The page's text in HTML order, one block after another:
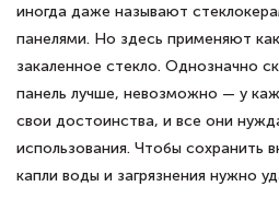
иногда даже называют
панелями. Но здесь применяют
закаленное стекло. Однозначно
панель лучше, невозможно — у
свои достоинства, и все они
использования. Чтобы сохранить
капли воды и загрязнения нужно